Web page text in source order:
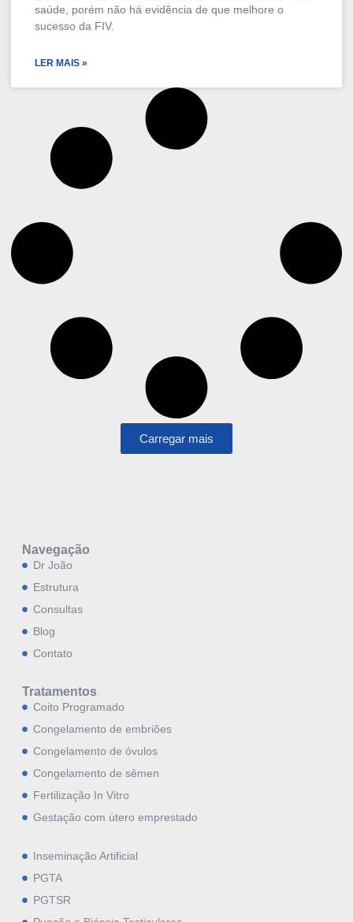
saúde, porém não há evidência de que melhore o
sucesso da FIV.
LER MAIS »
Carregar mais
Navegação
Dr João
Estrutura
Consultas
Blog
Contato
Tratamentos
Coito Programado
Congelamento de embriões
Congelamento de óvulos
Congelamento de sêmen
Fertilização In Vitro
Gestação com útero emprestado
Inseminação Artificial
PGTA
PGTSR